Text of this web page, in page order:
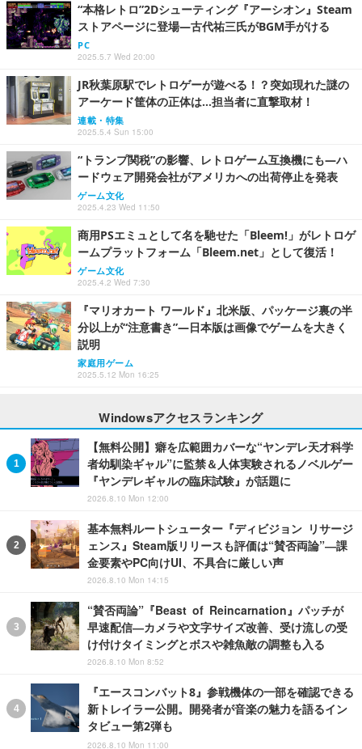
“本格レトロ”2Dシューティング『アーシオン』Steam
ストアページに登場―古代祐三氏がBGM手がける
PC
2025.5.7 Wed 20:00
JR秋葉原駅でレトロゲーが遊べる！？突如現れた謎の
アーケード筐体の正体は…担当者に直撃取材！
連載・特集
2025.5.4 Sun 15:00
“トランプ関税”の影響、レトロゲーム互換機にも―ハ
ードウェア開発会社がアメリカへの出荷停止を発表
ゲーム文化
2025.4.23 Wed 11:50
商用PSエミュとして名を馳せた「Bleem!」がレトロゲ
ームプラットフォーム「Bleem.net」として復活！
ゲーム文化
2025.4.2 Wed 7:30
『マリオカート ワールド』北米版、パッケージ裏の半
分以上が“注意書き”―日本版は画像でゲームを大きく
説明
家庭用ゲーム
2025.5.12 Mon 16:25
Windowsアクセスランキング
【無料公開】癖を広範囲カバーな“ヤンデレ天才科学
者幼馴染ギャル”に監禁＆人体実験されるノベルゲー
『ヤンデレギャルの臨床試験』が話題に
2026.8.10 Mon 12:00
基本無料ルートシューター『ディビジョン リサージ
ェンス』Steam版リリースも評価は“賛否両論”―課
金要素やPC向けUI、不具合に厳しい声
2026.8.10 Mon 14:15
“賛否両論”『Beast of Reincarnation』パッチが
早速配信―カメラや文字サイズ改善、受け流しの受
け付けタイミングとボスや雑魚敵の調整も入る
2026.8.10 Mon 8:52
『エースコンバット8』参戦機体の一部を確認できる
新トレイラー公開。開発者が音楽の魅力を語るイン
タビュー第2弾も
2026.8.10 Mon 11:00